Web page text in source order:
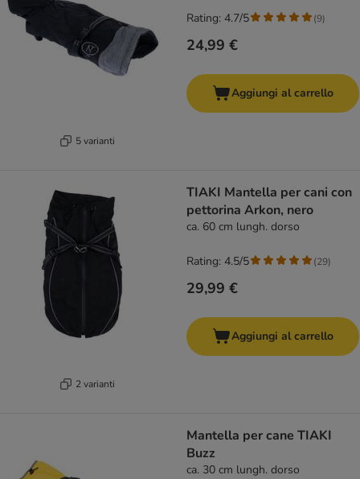
5 varianti
24,99 €
Rating: 4.7/5 (9)
Aggiungi al carrello
2 varianti
TIAKI Mantella per cani con
pettorina Arkon, nero
ca. 60 cm lungh. dorso
29,99 €
Rating: 4.5/5 (29)
Aggiungi al carrello
Mantella per cane TIAKI
Buzz
ca. 30 cm lungh. dorso